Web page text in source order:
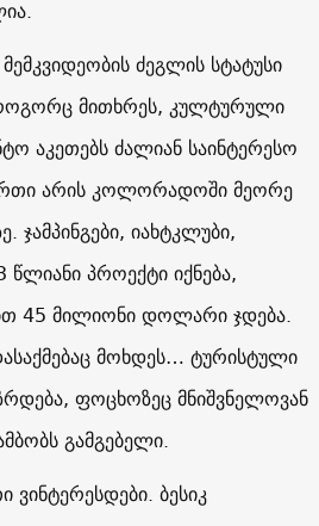
ძეგლის სტატუსი
მითხრეს, კულტურული
აკეთებს ძალიან საინტერესო
არის კოლორადოში მეორე
ჯამპინგები, იახტკლუბი,
პროექტი იქნება,
45 მილიონი დოლარი ჯდება.
მოხდეს… ტურისტული
ფოცხოზეც მნიშვნელოვან
გამგებელი.
ვინტერესდები. ბესიკ